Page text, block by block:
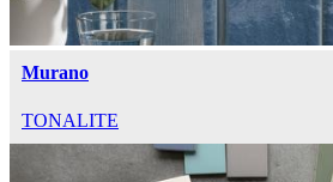
Murano
TONALITE